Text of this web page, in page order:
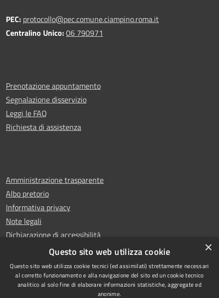
PEC: protocollo@pec.comune.ciampino.roma.it
Centralino Unico:06 790971
Prenotazione appuntamento
Segnalazione disservizio
Leggi le FAQ
Richiesta di assistenza
Amministrazione trasparente
Albo pretorio
Informativa privacy
Note legali
Dichiarazione di accessibilità
Whistleblowing
×
Questo sito web utilizza cookie
Questo sito web utilizza cookie tecnici (ed assimilati) strettamente necessari
al corretto funzionamento e alla navigazione del sito ed un cookie tecnico
analitico al solo fine di elaborare informazioni statistiche, aggregate ed
anonime.